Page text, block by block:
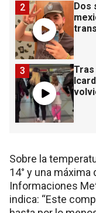
Dos
2
Tras
3
Sobre la
14° y una máxima
Informaciones
indica: “Este